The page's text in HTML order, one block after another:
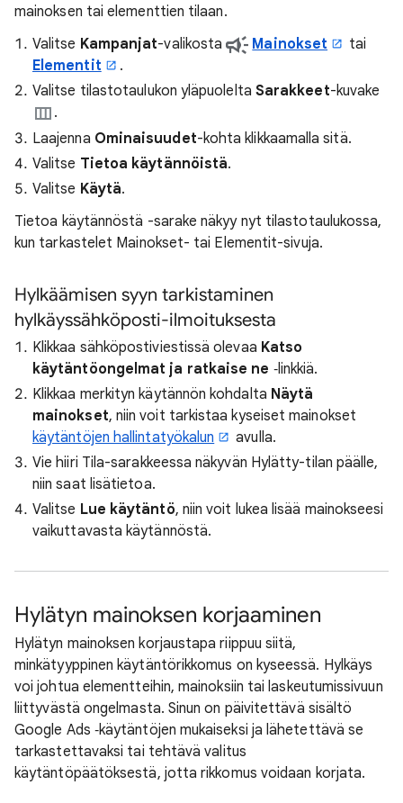
mainoksen tai elementtien tilaan.
Valitse Kampanjat-valikosta Mainokset
tai
Elementit
.
Valitse tilastotaulukon yläpuolelta Sarakkeet-kuvake
.
Laajenna Ominaisuudet-kohta klikkaamalla sitä.
Valitse Tietoa käytännöistä.
Valitse Käytä.
Tietoa käytännöstä -sarake näkyy nyt tilastotaulukossa,
kun tarkastelet Mainokset- tai Elementit-sivuja.
Hylkäämisen syyn tarkistaminen
hylkäyssähköposti-ilmoituksesta
Klikkaa sähköpostiviestissä olevaa Katso
käytäntöongelmat ja ratkaise ne ‑linkkiä.
Klikkaa merkityn käytännön kohdalta Näytä
mainokset, niin voit tarkistaa kyseiset mainokset
käytäntöjen hallintatyökalun
avulla.
Vie hiiri Tila-sarakkeessa näkyvän Hylätty-tilan päälle,
niin saat lisätietoa.
Valitse Lue käytäntö, niin voit lukea lisää mainokseesi
vaikuttavasta käytännöstä.
Hylätyn mainoksen korjaaminen
Hylätyn mainoksen korjaustapa riippuu siitä,
minkätyyppinen käytäntörikkomus on kyseessä. Hylkäys
voi johtua elementteihin, mainoksiin tai laskeutumissivuun
liittyvästä ongelmasta. Sinun on päivitettävä sisältö
Google Ads ‑käytäntöjen mukaiseksi ja lähetettävä se
tarkastettavaksi tai tehtävä valitus
käytäntöpäätöksestä, jotta rikkomus voidaan korjata.